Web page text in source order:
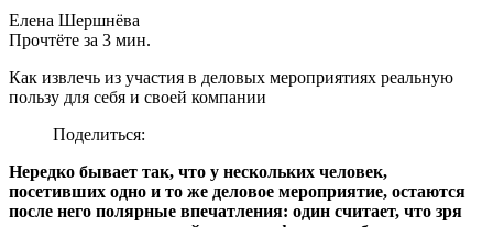
Елена Шершнёва
Прочтёте за 3 мин.
Как извлечь из участия в деловых мероприятиях реальную
пользу для себя и своей компании
Поделиться:
Нередко бывает так, что у нескольких человек,
посетивших одно и то же деловое мероприятие, остаются
после него полярные впечатления: один считает, что зря